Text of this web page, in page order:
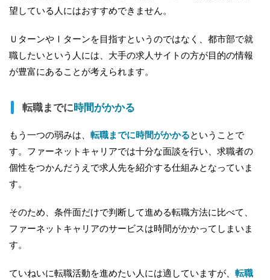
望している人にはおすすめできません。
ＵターンやⅠターンを目指すというのではなく、都市部で就
職したいという人には、大手の求人サイトの方が目的の情報
が豊富にあることが考えられます。
転職までに時間がかかる
もう一つの弱みは、 転職までに時間がかかるということで
す。ファーネットキャリアでは十分な面談を行い、求職者の
個性をつかんだうえで求人先を紹介する仕組みとなっていま
す。
そのため、条件面だけで判断して進める転職方法に比べて、
ファーネットキャリアのサービスは時間がかかってしまいま
す。
ていねいに転職活動を進めたい人には適していますが、 転職